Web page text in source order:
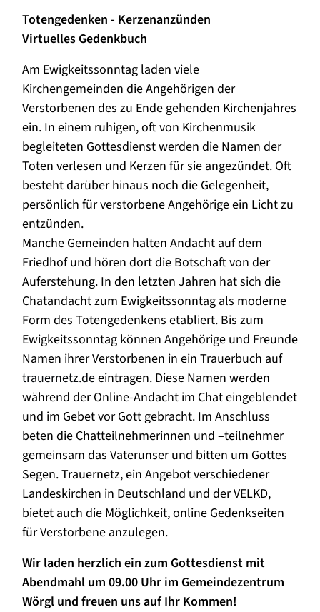
Totengedenken - Kerzenanzünden
Virtuelles Gedenkbuch
Am Ewigkeitssonntag laden viele
Kirchengemeinden die Angehörigen der
Verstorbenen des zu Ende gehenden Kirchenjahres
ein. In einem ruhigen, oft von Kirchenmusik
begleiteten Gottesdienst werden die Namen der
Toten verlesen und Kerzen für sie angezündet. Oft
besteht darüber hinaus noch die Gelegenheit,
persönlich für verstorbene Angehörige ein Licht zu
entzünden.
Manche Gemeinden halten Andacht auf dem
Friedhof und hören dort die Botschaft von der
Auferstehung. In den letzten Jahren hat sich die
Chatandacht zum Ewigkeitssonntag als moderne
Form des Totengedenkens etabliert. Bis zum
Ewigkeitssonntag können Angehörige und Freunde
Namen ihrer Verstorbenen in ein Trauerbuch auf
trauernetz.deeintragen. Diese Namen werden
während der Online-Andacht im Chat eingeblendet
und im Gebet vor Gott gebracht. Im Anschluss
beten die Chatteilnehmerinnen und –teilnehmer
gemeinsam das Vaterunser und bitten um Gottes
Segen. Trauernetz, ein Angebot verschiedener
Landeskirchen in Deutschland und der VELKD,
bietet auch die Möglichkeit, online Gedenkseiten
für Verstorbene anzulegen.
Wir laden herzlich ein zum Gottesdienst mit
Abendmahl um 09.00 Uhr im Gemeindezentrum
Wörgl und freuen uns auf Ihr Kommen!